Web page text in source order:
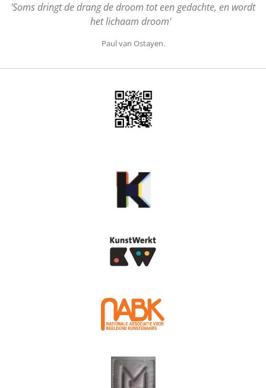
'Soms dringt de drang de droom tot een gedachte, en wordt
het lichaam droom'
Paul van Ostayen.